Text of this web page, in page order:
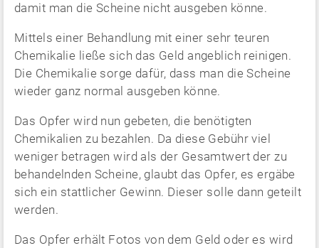
damit man die Scheine nicht ausgeben könne.
Mittels einer Behandlung mit einer sehr teuren
Chemikalie ließe sich das Geld angeblich reinigen.
Die Chemikalie sorge dafür, dass man die Scheine
wieder ganz normal ausgeben könne.
Das Opfer wird nun gebeten, die benötigten
Chemikalien zu bezahlen. Da diese Gebühr viel
weniger betragen wird als der Gesamtwert der zu
behandelnden Scheine, glaubt das Opfer, es ergäbe
sich ein stattlicher Gewinn. Dieser solle dann geteilt
werden.
Das Opfer erhält Fotos von dem Geld oder es wird